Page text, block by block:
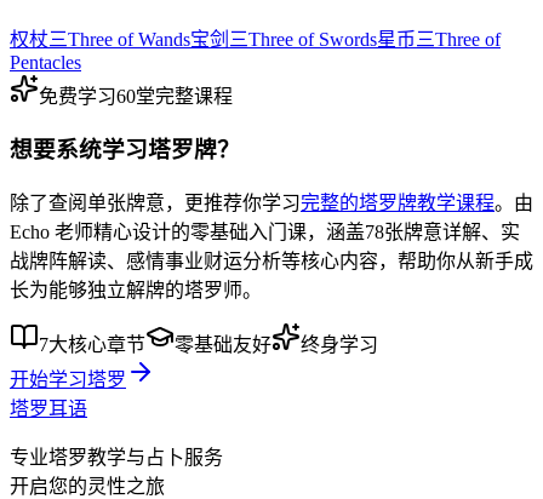
权杖三Three of Wands宝剑三Three of Swords星币三Three of
Pentacles
免费学习60堂完整课程
想要系统学习塔罗牌？
除了查阅单张牌意，更推荐你学习完整的塔罗牌教学课程。由
Echo 老师精心设计的零基础入门课，涵盖78张牌意详解、 实
战牌阵解读、 感情事业财运分析等核心内容，帮助你从新手成
长为能够独立解牌的塔罗师。
7大核心章节 零基础友好
终身学习
开始学习塔罗
塔罗耳语
专业塔罗教学与占卜服务
开启您的灵性之旅